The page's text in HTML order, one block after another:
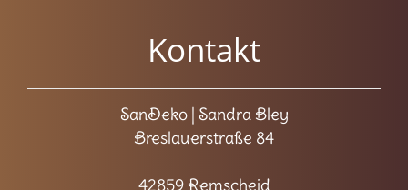
Kontakt
SanDeko | Sandra Bley
Breslauerstraße 84
42859 Remscheid